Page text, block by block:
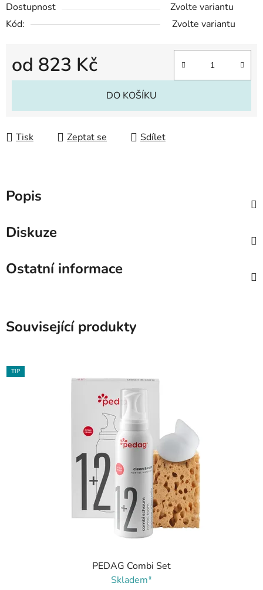
Dostupnost
Zvolte variantu
Kód:
Zvolte variantu
od 823 Kč
Měrná cena:
DO KOŠÍKU
Tisk Zeptat se Sdílet
Popis
Diskuze
Ostatní informace
Související produkty
TIP
PEDAG Combi Set
Skladem*